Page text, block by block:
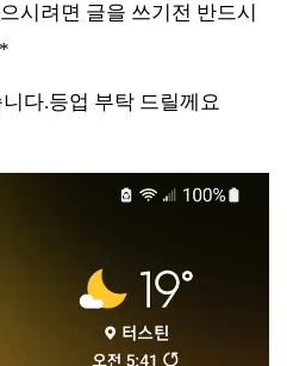
시려면 글을 쓰기전 반드시
다.등업 부탁 드릴께요